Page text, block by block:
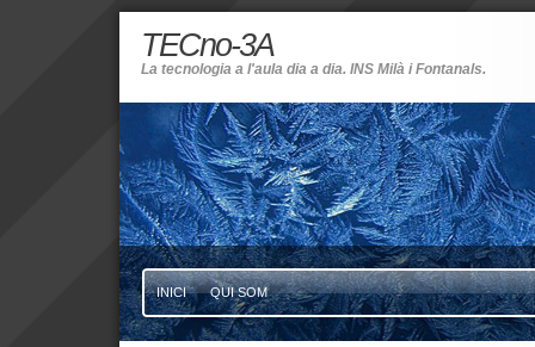
TECno-3A
La tecnologia a l'aula dia a dia. INS Milà i Fontanals.
INICI QUI SOM